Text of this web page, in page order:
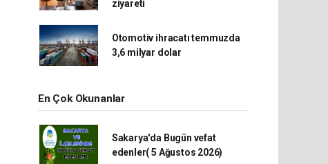
ziyareti
Otomotiv ihracatı temmuzda
3,6 milyar dolar
En Çok Okunanlar
Sakarya'da Bugün vefat
edenler( 5 Ağustos 2026)